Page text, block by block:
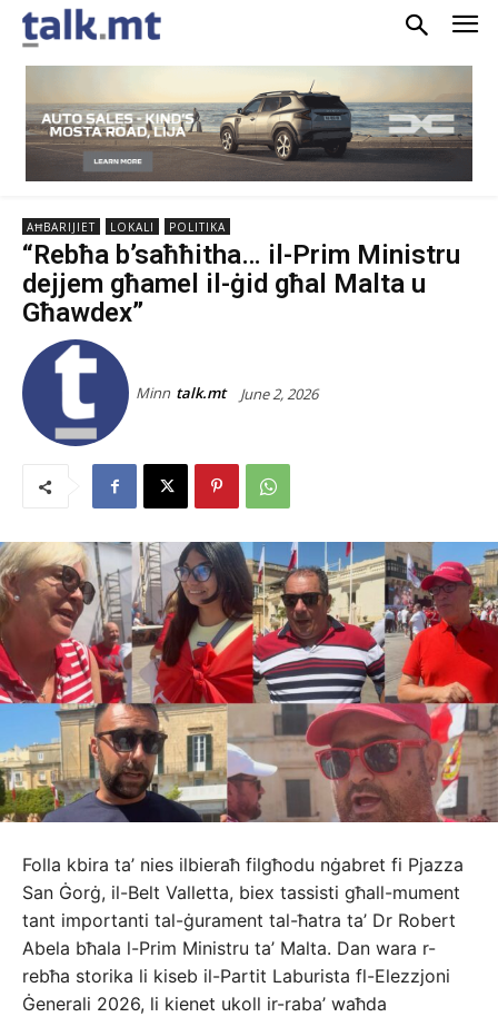
AĦBARIJIET LOKALI POLITIKA
“Rebħa b’saħħitha… il-Prim Ministru
dejjem għamel il-ġid għal Malta u
Għawdex”
Minn talk.mt June 2, 2026
Folla kbira ta’ nies ilbieraħ filgħodu nġabret fi Pjazza
San Ġorġ, il-Belt Valletta, biex tassisti għall-mument
tant importanti tal-ġurament tal-ħatra ta’ Dr Robert
Abela bħala l-Prim Ministru ta’ Malta. Dan wara r-
rebħa storika li kiseb il-Partit Laburista fl-Elezzjoni
Ġenerali 2026, li kienet ukoll ir-raba’ waħda